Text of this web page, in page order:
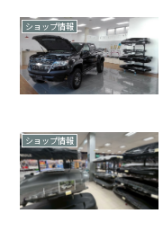
ショップ情報
ショップ情報